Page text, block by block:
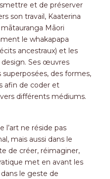
et de préserver
son travail, Kaaterina
Māori
le whakapapa
ancestraux) et les
Ses œuvres
des formes,
afin de coder et
différents médiums.
l’art ne réside pas
mais aussi dans le
de créer, réimaginer,
met en avant les
le geste de